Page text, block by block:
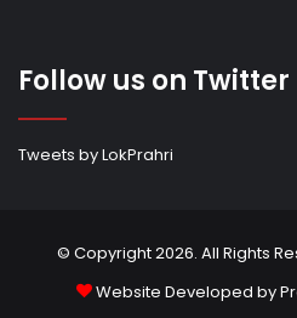
Follow us on Twitter
Tweets by LokPrahri
© Copyright 2026. All Rights
Website Developed by